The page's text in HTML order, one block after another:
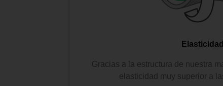
Elasticidad
Gracias a la estructura de nuestra
elasticidad muy superior a